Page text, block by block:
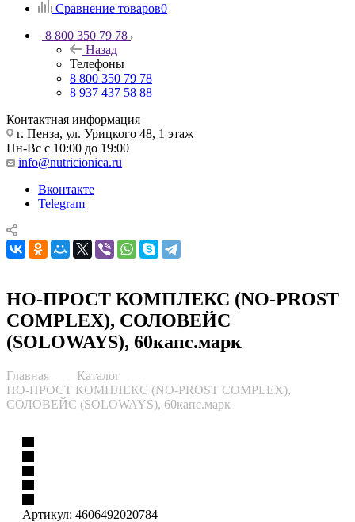
Сравнение товаров0
8 800 350 79 78
Назад
Телефоны
8 800 350 79 78
8 937 437 58 88
Контактная информация
г. Пенза, ул. Урицкого 48, 1 этаж
Пн-Вс с 10:00 до 19:00
info@nutricionica.ru
Вконтакте
Telegram
НО-ПРОСТ КОМПЛЕКС (NO-PROST
COMPLEX), СОЛОВЕЙС
(SOLOWAYS), 60капс.марк
Главная — Каталог —
НО-ПРОСТ КОМПЛЕКС (NO-PROST COMPLEX),
СОЛОВЕЙС (SOLOWAYS), 60капс.марк
Артикул: 4606492020784